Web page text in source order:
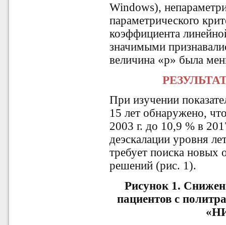
Windows),
параметрического
коэффициента
значимыми
величина «р» была
При изучении
15 лет обнаружено,
2003 г. до 10,9 % в
деэскалации уровня
требует поиска новых
решений (рис. 1).
Рисунок 1.
пациентов с